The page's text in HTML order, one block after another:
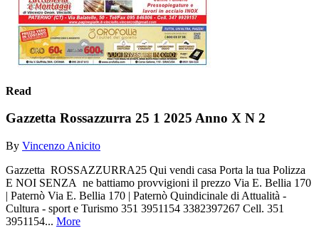
Read
Gazzetta Rossazzurra 25 1 2025 Anno X N 2
By Vincenzo Anicito
Gazzetta ROSSAZZURRA25 Qui vendi casa Porta la tua Polizza
E NOI SENZA ne battiamo provvigioni il prezzo Via E. Bellia 170
| Paternò Via E. Bellia 170 | Paternò Quindicinale di Attualità -
Cultura - sport e Turismo 351 3951154 3382397267 Cell. 351
3951154... More